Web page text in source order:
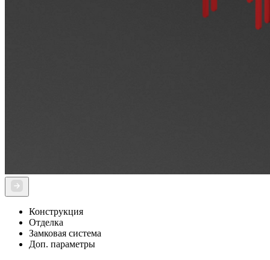
Конструкция
Отделка
Замковая система
Доп. параметры